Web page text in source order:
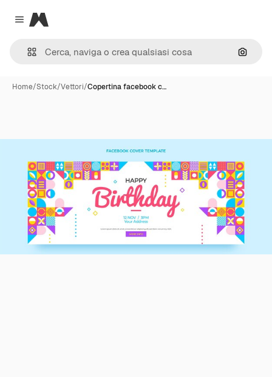
Close menu
Magnific
Cerca
Home/Stock/Vettori/Copertina facebook c…